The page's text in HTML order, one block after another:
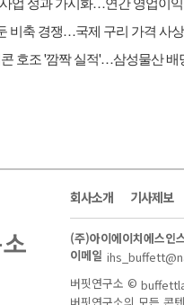
회사소개 기사제보
(주)아이에이치에스인
이메일
버핏연구소 ©